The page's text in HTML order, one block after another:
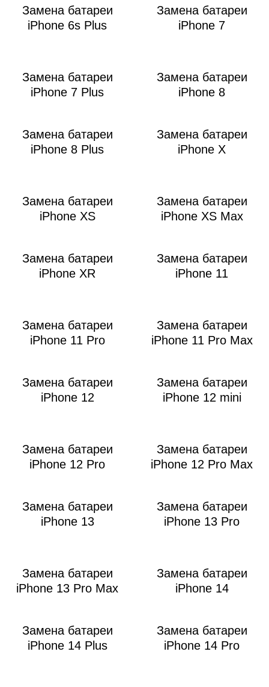
Замена батареи
iPhone 6s Plus
Замена батареи
iPhone 7
Замена батареи
iPhone 7 Plus
Замена батареи
iPhone 8
Замена батареи
iPhone 8 Plus
Замена батареи
iPhone X
Замена батареи
iPhone XS
Замена батареи
iPhone XS Max
Замена батареи
iPhone XR
Замена батареи
iPhone 11
Замена батареи
iPhone 11 Pro
Замена батареи
iPhone 11 Pro Max
Замена батареи
iPhone 12
Замена батареи
iPhone 12 mini
Замена батареи
iPhone 12 Pro
Замена батареи
iPhone 12 Pro Max
Замена батареи
iPhone 13
Замена батареи
iPhone 13 Pro
Замена батареи
iPhone 13 Pro Max
Замена батареи
iPhone 14
Замена батареи
iPhone 14 Plus
Замена батареи
iPhone 14 Pro